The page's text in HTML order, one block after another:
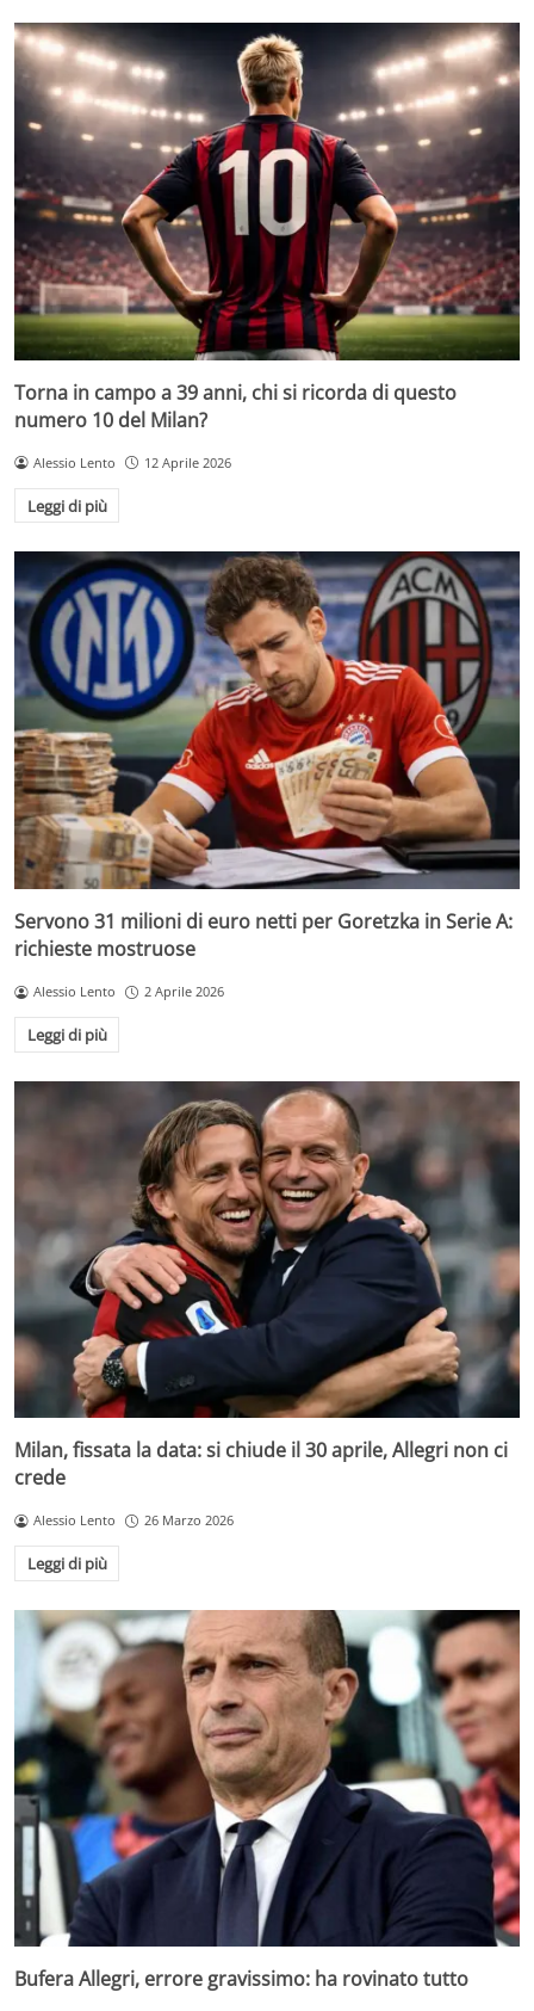
Torna in campo a 39 anni, chi si ricorda di questo
numero 10 del Milan?
Alessio Lento 12 Aprile 2026
Leggi di più
Servono 31 milioni di euro netti per Goretzka in Serie A:
richieste mostruose
Alessio Lento 2 Aprile 2026
Leggi di più
Milan, fissata la data: si chiude il 30 aprile, Allegri non ci
crede
Alessio Lento 26 Marzo 2026
Leggi di più
Bufera Allegri, errore gravissimo: ha rovinato tutto